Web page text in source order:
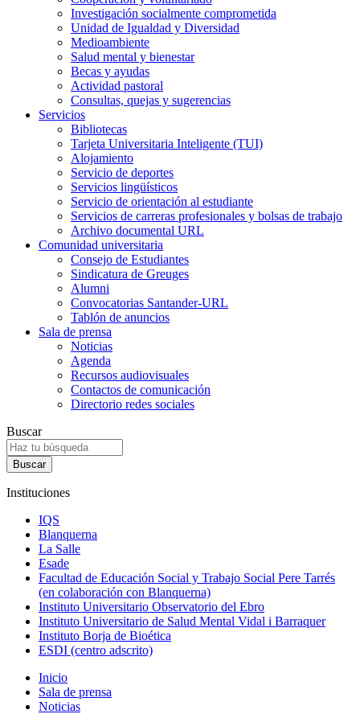
Investigación socialmente comprometida
Unidad de Igualdad y Diversidad
Medioambiente
Salud mental y bienestar
Becas y ayudas
Actividad pastoral
Consultas, quejas y sugerencias
Servicios
Bibliotecas
Tarjeta Universitaria Inteligente (TUI)
Alojamiento
Servicio de deportes
Servicios lingüísticos
Servicio de orientación al estudiante
Servicios de carreras profesionales y bolsas de trabajo
Archivo documental URL
Comunidad universitaria
Consejo de Estudiantes
Sindicatura de Greuges
Alumni
Convocatorias Santander-URL
Tablón de anuncios
Sala de prensa
Noticias
Agenda
Recursos audiovisuales
Contactos de comunicación
Directorio redes sociales
Buscar
Instituciones
IQS
Blanquerna
La Salle
Esade
Facultad de Educación Social y Trabajo Social Pere Tarrés
(en colaboración con Blanquerna)
Instituto Universitario Observatorio del Ebro
Instituto Universitario de Salud Mental Vidal i Barraquer
Instituto Borja de Bioética
ESDI (centro adscrito)
Inicio
Sala de prensa
Noticias